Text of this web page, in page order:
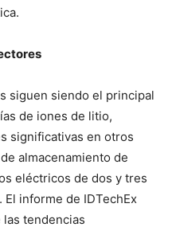
siguen siendo el principal
de iones de litio,
significativas en otros
almacenamiento de
eléctricos de dos y tres
informe de IDTechEx
tendencias